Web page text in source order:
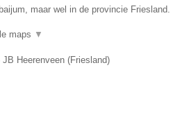
maar wel in de provincie Friesland.
maps ▼
JB Heerenveen(Friesland)